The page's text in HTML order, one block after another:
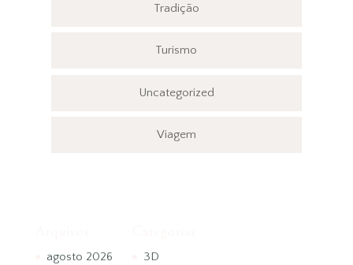
Tradição
Turismo
Uncategorized
Viagem
agosto 2026
3D